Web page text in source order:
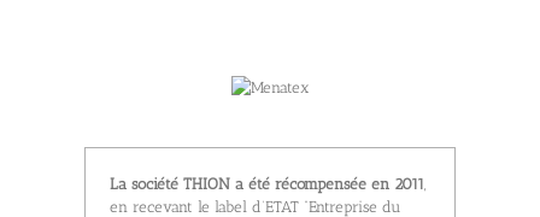
La société THION a été récompensée en 2011
en recevant le label d’ETAT “Entreprise du